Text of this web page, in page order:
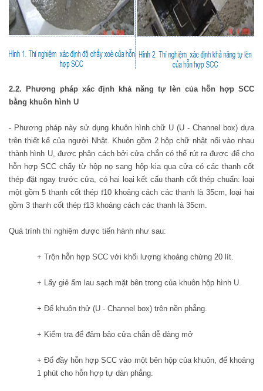
2.2. Phương pháp xác định khả năng tự lèn của hỗn hợp SCC
bằng khuôn hình U
- Phương pháp này sử dụng khuôn hình chữ U (U - Channel box) dựa
trên thiết kế của người Nhật. Khuôn gồm 2 hộp chữ nhật nối vào nhau
thành hình U, được phân cách bởi cửa chắn có thể rút ra được để cho
hỗn hợp SCC chẩy từ hộp nọ sang hộp kia qua cửa có các thanh cốt
thép đặt ngay trước cửa, có hai loại kết cấu thanh cốt thép chuẩn: loại
một gồm 5 thanh cốt thép f10 khoảng cách các thanh là 35cm, loại hai
gồm 3 thanh cốt thép f13 khoảng cách các thanh là 35cm.
Quá trình thí nghiệm được tiến hành như sau:
+ Trộn hỗn hợp SCC với khối lượng khoảng chừng 20 lít.
+ Lấy giẻ ẩm lau sạch mặt bên trong của khuôn hộp hình U.
+ Để khuôn thử (U - Channel box) trên nền phẳng.
+ Kiểm tra để đảm bảo cửa chắn dễ dàng mở
+ Đổ đầy hỗn hợp SCC vào một bên hộp của khuôn, để khoảng
1 phút cho hỗn hợp tự dàn phẳng.